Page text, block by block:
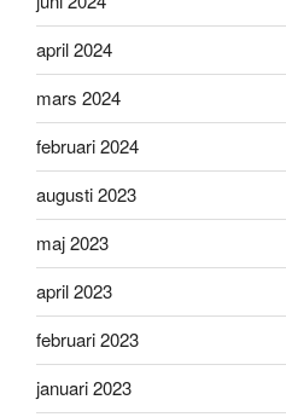
april 2024
mars 2024
februari 2024
augusti 2023
maj 2023
april 2023
februari 2023
januari 2023